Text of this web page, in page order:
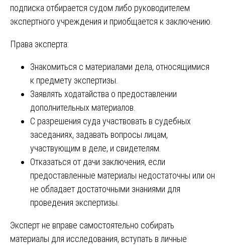
подписка отбирается судом либо руководителем
экспертного учреждения и приобщается к заключению.
Права эксперта:
Знакомиться с материалами дела, относящимися
к предмету экспертизы.
Заявлять ходатайства о предоставлении
дополнительных материалов.
С разрешения суда участвовать в судебных
заседаниях, задавать вопросы лицам,
участвующим в деле, и свидетелям.
Отказаться от дачи заключения, если
предоставленные материалы недостаточны или он
не обладает достаточными знаниями для
проведения экспертизы.
Эксперт не вправе самостоятельно собирать
материалы для исследования, вступать в личные